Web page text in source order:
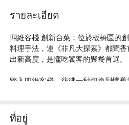
รายละเอียด
四維客棧 創新台菜：位於板橋區的
料理手法，連《非凡大探索》都聞
出新高度，是懂吃饕客的聚餐首選。
踏入四維客棧，彷彿一秒切換到懷
前來採訪，是饕客們必定要來朝聖的
ที่อยู่